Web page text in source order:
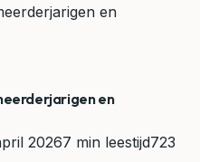
en
en
20267 min leestijd723